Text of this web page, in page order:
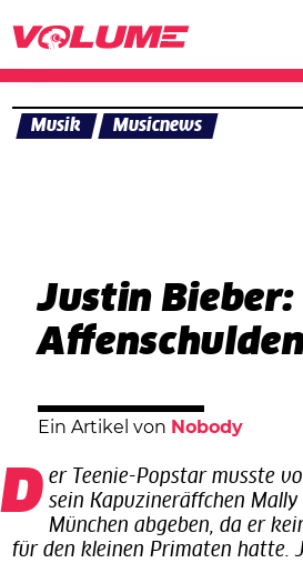
Musik Musicnews
Justin Bieber:
Ein Artikel von Nobody
Der Teenie-Popstar musste vor einigen Monaten sein Kapuzineräffchen
München abgeben, da er
für den kleinen Primaten hatte.